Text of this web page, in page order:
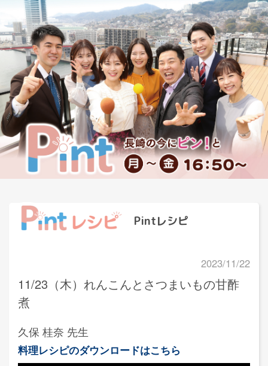
Pintレシピ
2023/11/22
11/23（木）れんこんとさつまいもの甘酢
煮
久保 桂奈 先生
料理レシピのダウンロードはこちら